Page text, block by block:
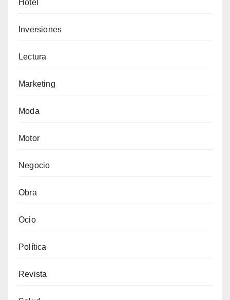
Hotel
Inversiones
Lectura
Marketing
Moda
Motor
Negocio
Obra
Ocio
Política
Revista